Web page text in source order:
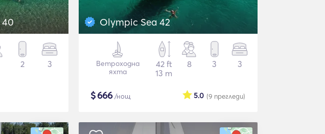
40
2 3
Olympic Sea 42
Ветроходна
яхта
42 ft
13 m
8 3 3
$666/нощ (9 прегледи)
5.0